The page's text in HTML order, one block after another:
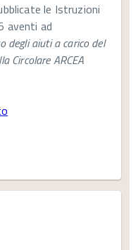
le Istruzioni
aventi ad
degli aiuti a carico del
Circolare ARCEA